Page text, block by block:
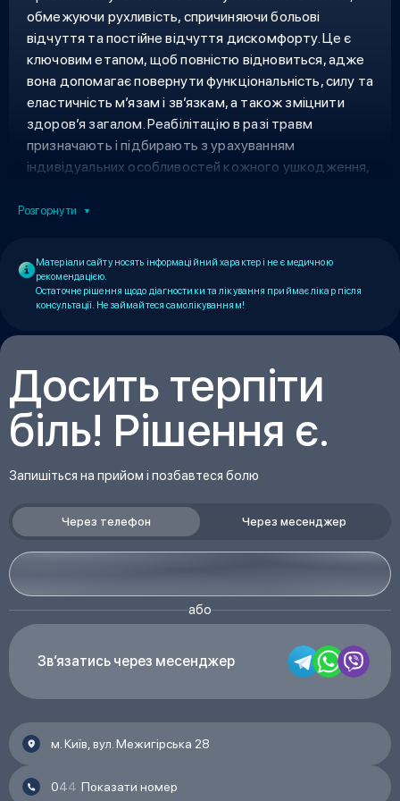
Розгорнути
обмежуючи рухливість, спричиняючи больові
відчуття та постійне відчуття дискомфорту. Це є
ключовим етапом, щоб повністю відновиться, адже
вона допомагає повернути функціональність, силу та
еластичність м’язам і зв’язкам, а також зміцнити
здоров’я загалом. Реабілітацію в разі травм
призначають і підбирають з урахуванням
індивідуальних особливостей кожного ушкодження,
потерпілого.
Що таке лікування після травм
Внаслідок отриманих ушкоджень можуть бути
зруйновані структури організму, зокрема кістки,
вилікувати ушкодження, а й пройти правильну
реабілітацію, щоб відновити функціональність тіла
та повернутися до звичного й повноцінного життя з
Матеріали сайту носять інформаційний характер і не є медичною
рекомендацією.
Остаточне рішення щодо діагностики та лікування приймає лікар після
консультації. Не займайтеся самолікуванням!
Досить терпіти
біль! Рішення є.
Запишіться на прийом і позбавтеся болю
Через телефон Через месенджер
або
Звʼязатись через месенджер
м. Київ, вул. Межигірська 28
044 Показати номер